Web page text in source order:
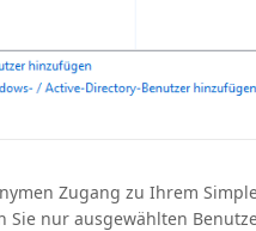
Zugang zu Ihrem
Sie nur ausgewählten